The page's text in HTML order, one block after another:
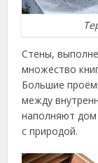
Стены,
множество
Большие
между
наполняют
с природой.